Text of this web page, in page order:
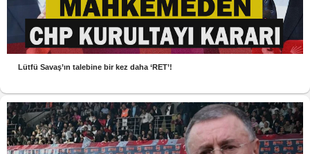
Lütfü Savaş’ın talebine bir kez daha ‘RET’!